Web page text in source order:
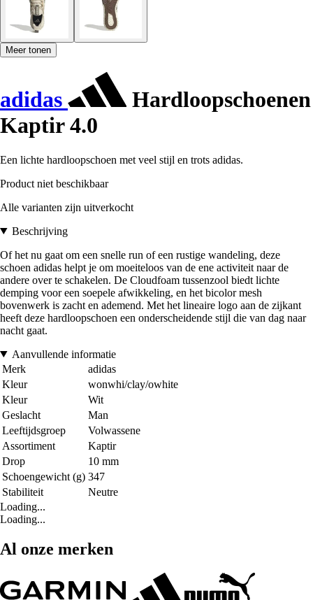
Meer tonen
adidas
Hardloopschoenen
Kaptir 4.0
Een lichte hardloopschoen met veel stijl en trots adidas.
Product niet beschikbaar
Alle varianten zijn uitverkocht
Beschrijving
Of het nu gaat om een snelle run of een rustige wandeling, deze
schoen adidas helpt je om moeiteloos van de ene activiteit naar de
andere over te schakelen. De Cloudfoam tussenzool biedt lichte
demping voor een soepele afwikkeling, en het bicolor mesh
bovenwerk is zacht en ademend. Met het lineaire logo aan de zijkant
heeft deze hardloopschoen een onderscheidende stijl die van dag naar
nacht gaat.
Aanvullende informatie
Merk
adidas
Kleur
wonwhi/clay/owhite
Kleur
Wit
Geslacht
Man
Leeftijdsgroep
Volwassene
Assortiment
Kaptir
Drop
10 mm
Schoengewicht (g) 347
Stabiliteit
Neutre
Loading...
Loading...
Al onze merken